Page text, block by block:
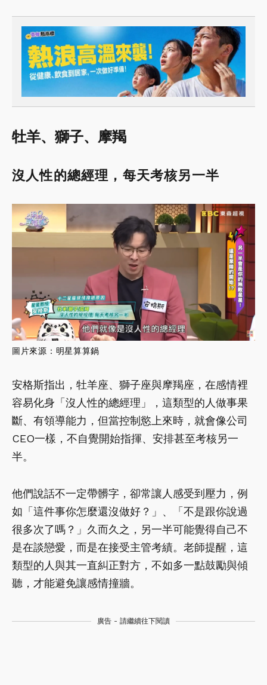
牡羊、獅子、摩羯
沒人性的總經理，每天考核另一半
圖 片來源： 明星算算鍋
安格斯指出，牡羊座、獅子座與摩羯座，在感情裡
容易化身「沒人性的總經理」，這類型的人做事果
斷、有領導能力，但當控制慾上來時，就會像公司
CEO一樣，不自覺開始指揮、安排甚至考核另一
半。
他們說話不一定帶髒字，卻常讓人感受到壓力，例
如「這件事你怎麼還沒做好？」、「不是跟你說過
很多次了嗎？」久而久之，另一半可能覺得自己不
是在談戀愛，而是在接受主管考績。老師提醒，這
類型的人與其一直糾正對方，不如多一點鼓勵與傾
聽，才能避免讓感情撞牆。
廣告 - 請繼續往下閱讀